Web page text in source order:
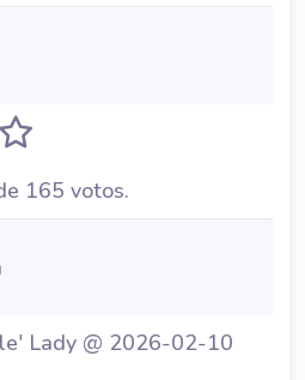
165 votos.
Lady @ 2026-02-10